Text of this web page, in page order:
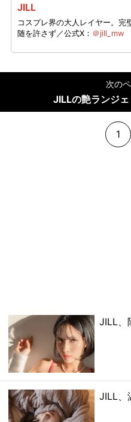
JILL
コスプレ界の大人レイヤー。完
随を許さず／公式X： ＠jill_mw
次の
JILLの艶ランジ
1
JILL、
JILL、